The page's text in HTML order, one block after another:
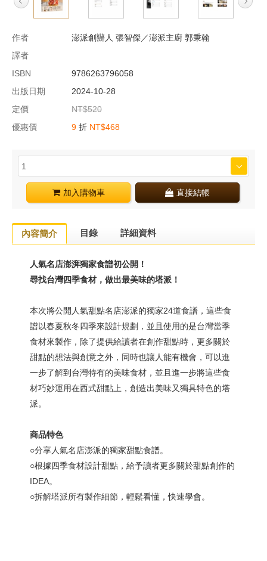
作者
澎派創辦人 張智傑／澎派主廚 郭秉翰
譯者
ISBN
9786263796058
出版日期
2024-10-28
定價
NT$520
優惠價
9 折 NT$468
加入購物車 直接結帳
內容簡介 目錄 詳細資料
人氣名店澎湃獨家食譜初公開！
尋找台灣四季食材，做出最美味的塔派！
本次將公開人氣甜點名店澎派的獨家24道食譜，這些食
譜以春夏秋冬四季來設計規劃，並且使用的是台灣當季
食材來製作，除了提供給讀者在創作甜點時，更多關於
甜點的想法與創意之外，同時也讓人能有機會，可以進
一步了解到台灣特有的美味食材，並且進一步將這些食
材巧妙運用在西式甜點上，創造出美味又獨具特色的塔
派。
商品特色
○分享人氣名店澎派的獨家甜點食譜。
○根據四季食材設計甜點，給予讀者更多關於甜點創作的
IDEA。
○拆解塔派所有製作細節，輕鬆看懂，快速學會。